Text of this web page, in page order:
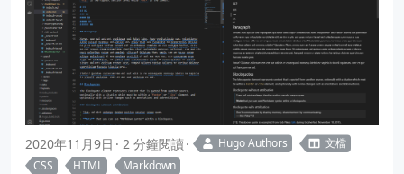
2020年11月9日 2 分鐘閱讀 Hugo Authors
文檔
CSS
HTML Markdown